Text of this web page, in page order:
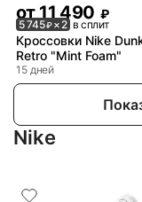
от11 490 ₽
5 745₽× 2 в сплит
Кроссовки Nike
Retro "Mint Foam"
15 дней
Nike